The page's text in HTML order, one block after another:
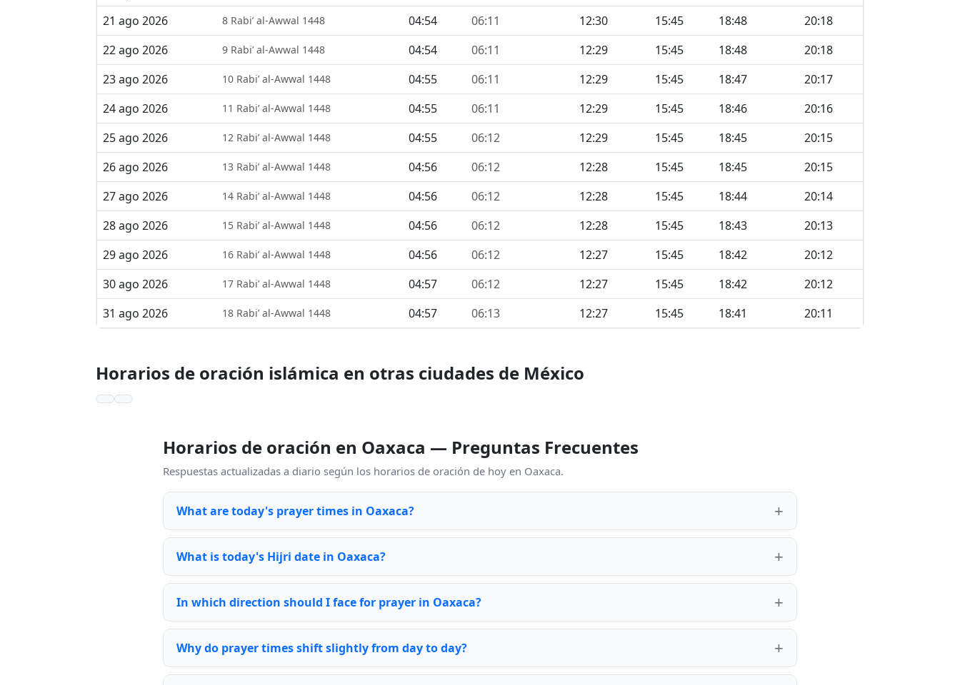
21 ago 2026
8 Rabi’ al-Awwal 1448 04:54 06:11 12:30 15:45 18:48
20:18
22 ago 2026
9 Rabi’ al-Awwal 1448 04:54 06:11 12:29 15:45 18:48
20:18
23 ago 2026
10 Rabi’ al-Awwal 1448 04:55 06:11 12:29 15:45 18:47
20:17
24 ago 2026
11 Rabi’ al-Awwal 1448 04:55 06:11 12:29 15:45 18:46
20:16
25 ago 2026
12 Rabi’ al-Awwal 1448 04:55 06:12 12:29 15:45 18:45
20:15
26 ago 2026
13 Rabi’ al-Awwal 1448 04:56 06:12 12:28 15:45 18:45
20:15
27 ago 2026
14 Rabi’ al-Awwal 1448 04:56 06:12 12:28 15:45 18:44
20:14
28 ago 2026
15 Rabi’ al-Awwal 1448 04:56 06:12 12:28 15:45 18:43
20:13
29 ago 2026
16 Rabi’ al-Awwal 1448 04:56 06:12 12:27 15:45 18:42
20:12
30 ago 2026
17 Rabi’ al-Awwal 1448 04:57 06:12 12:27 15:45 18:42
20:12
31 ago 2026
18 Rabi’ al-Awwal 1448 04:57 06:13 12:27 15:45 18:41 20:11
Horarios de oración islámica en otras ciudades de México
Horarios de oración en Oaxaca — Preguntas Frecuentes
Respuestas actualizadas a diario según los horarios de oración de hoy en Oaxaca.
What are today's prayer times in Oaxaca?
What is today's Hijri date in Oaxaca?
In which direction should I face for prayer in Oaxaca?
Why do prayer times shift slightly from day to day?